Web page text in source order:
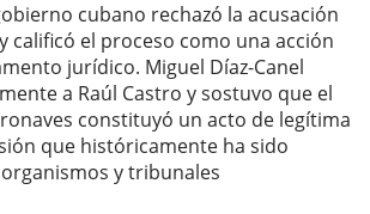
cubano rechazó la acusación
calificó el proceso como una acción
jurídico. Miguel Díaz-Canel
a Raúl Castro y sostuvo que el
constituyó un acto de legítima
que históricamente ha sido
y tribunales